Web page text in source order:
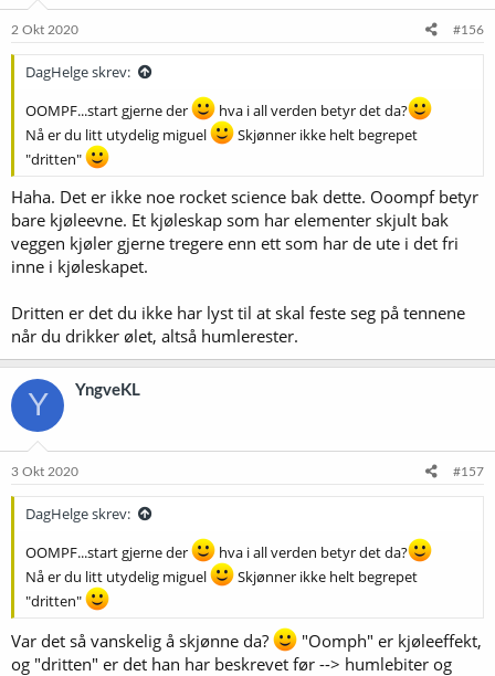
2 Okt 2020 #156
DagHelge skrev:
OOMPF...start gjerne der
hva i all verden betyr det da?
Nå er du litt utydelig miguel
Skjønner ikke helt begrepet
"dritten"
Haha. Det er ikke noe rocket science bak dette. Ooompf betyr
bare kjøleevne. Et kjøleskap som har elementer skjult bak
veggen kjøler gjerne tregere enn ett som har de ute i det fri
inne i kjøleskapet.
Dritten er det du ikke har lyst til at skal feste seg på tennene
når du drikker ølet, altså humlerester.
Y YngveKL
3 Okt 2020 #157
DagHelge skrev:
OOMPF...start gjerne der
hva i all verden betyr det da?
Nå er du litt utydelig miguel
Skjønner ikke helt begrepet
"dritten"
Var det så vanskelig å skjønne da?
"Oomph" er kjøleeffekt,
og "dritten" er det han har beskrevet før --> humlebiter og